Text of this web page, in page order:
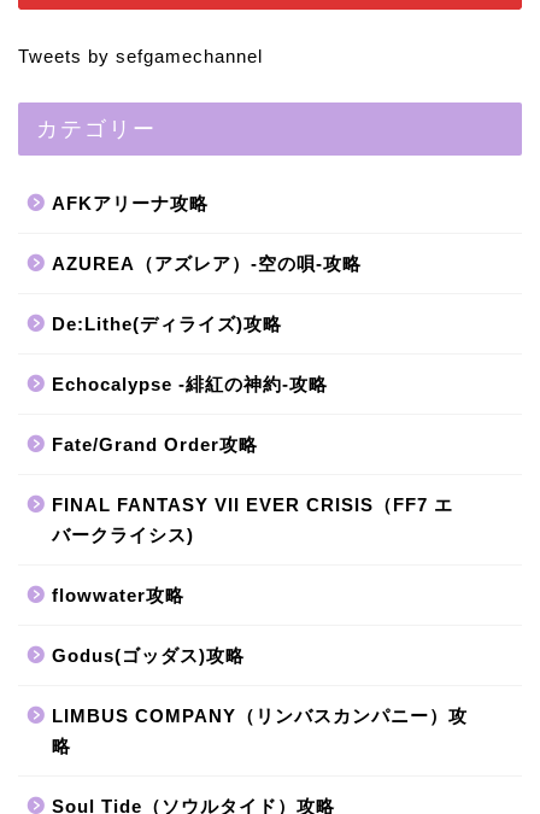
Tweets by sefgamechannel
カテゴリー
AFKアリーナ攻略
AZUREA（アズレア）-空の唄-攻略
De:Lithe(ディライズ)攻略
Echocalypse -緋紅の神約-攻略
Fate/Grand Order攻略
FINAL FANTASY VII EVER CRISIS（FF7 エ
バークライシス)
flowwater攻略
Godus(ゴッダス)攻略
LIMBUS COMPANY（リンバスカンパニー）攻
略
Soul Tide（ソウルタイド）攻略